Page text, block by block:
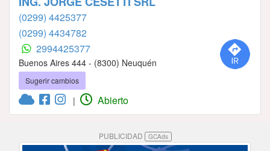
(0299) 4425377
(0299) 4434782
2994425377
Buenos Aires 444 - (8300) Neuquén
Sugerir cambios
| Abierto
PUBLICIDAD GCAds